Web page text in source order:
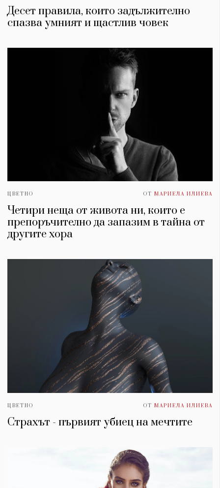
Десет правила, които задължително
спазва умният и щастлив човек
ЦВЕТНО ОТ МАРИЕЛА ИЛИЕВА
Четири неща от живота ни, които е
препоръчително да запазим в тайна от
другите хора
ЦВЕТНО ОТ МАРИЕЛА ИЛИЕВА
Страхът - първият убиец на мечтите